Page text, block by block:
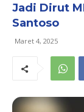
Jadi Dirut
Santoso
Maret 4, 2025